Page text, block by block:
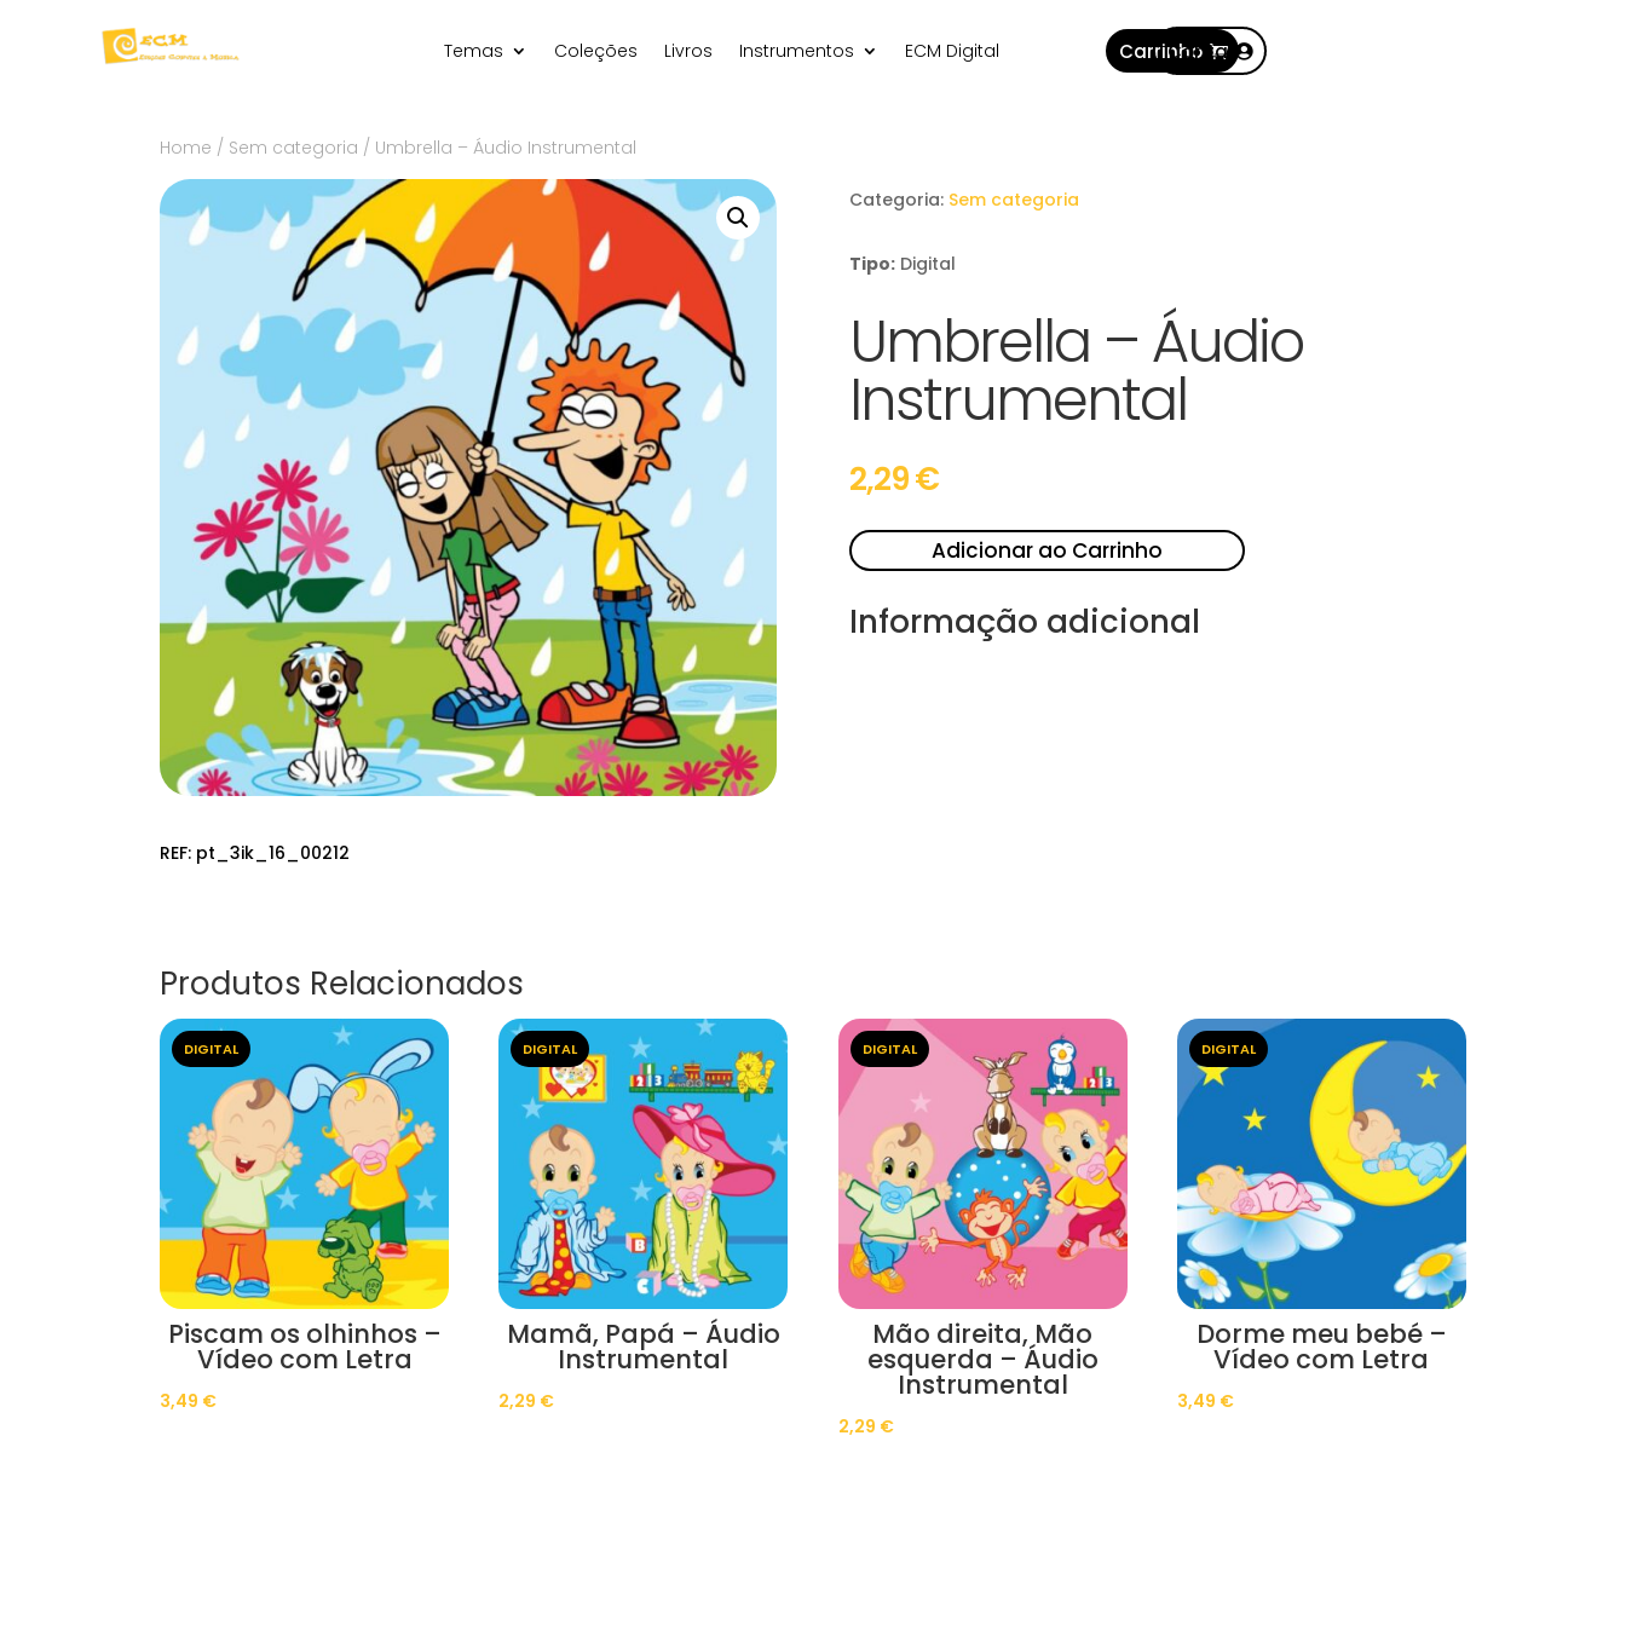
Temas Coleções Livros Instrumentos ECM Digital Carrinho
Conta
Home / Sem categoria / Umbrella – Áudio Instrumental
REF: pt_3ik_16_00212
Categoria: Sem categoria
Tipo: Digital
Umbrella – Áudio
Instrumental
2,29€
Adicionar ao Carrinho
Informação adicional
Produtos Relacionados
DIGITAL
Piscam os olhinhos –
Vídeo com Letra
3,49 €
DIGITAL
Mamã, Papá – Áudio
Instrumental
2,29 €
DIGITAL
Mão direita, Mão
esquerda – Áudio
Instrumental
2,29 €
DIGITAL
Dorme meu bebé –
Vídeo com Letra
3,49 €